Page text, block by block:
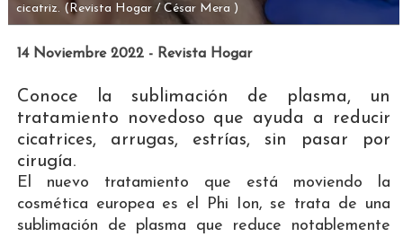
cicatriz. (Revista Hogar / César Mera )
14 Noviembre 2022 - Revista Hogar
Conoce la sublimación de plasma, un
tratamiento novedoso que ayuda a reducir
cicatrices, arrugas, estrías, sin pasar por
cirugía.
El nuevo tratamiento que está moviendo la
cosmética europea es el Phi Ion, se trata de una
sublimación de plasma que reduce notablemente